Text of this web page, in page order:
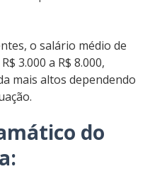
o salário médio de
3.000 a R$ 8.000,
mais altos dependendo
do